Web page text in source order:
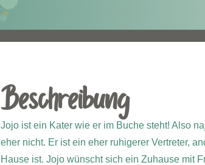
Beschreibung
Jojo ist ein Kater wie er im Buche steht! Also
eher nicht. Er ist ein eher ruhigerer Vertreter,
Hause ist. Jojo wünscht sich ein Zuhause mit